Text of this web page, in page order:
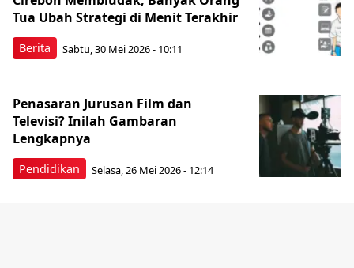
Berita
Tua Ubah Strategi di Menit Terakhir
Sabtu, 30 Mei 2026 - 10:11
Pendidikan
Penasaran Jurusan Film dan
Televisi? Inilah Gambaran
Lengkapnya
Selasa, 26 Mei 2026 - 12:14